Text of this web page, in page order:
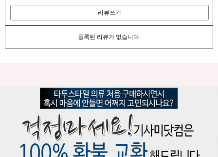
리뷰쓰기
등록된 리뷰가 없습니다.